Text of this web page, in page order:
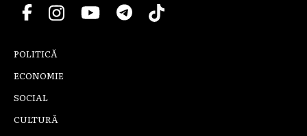
POLITICĂ
ECONOMIE
SOCIAL
CULTURĂ